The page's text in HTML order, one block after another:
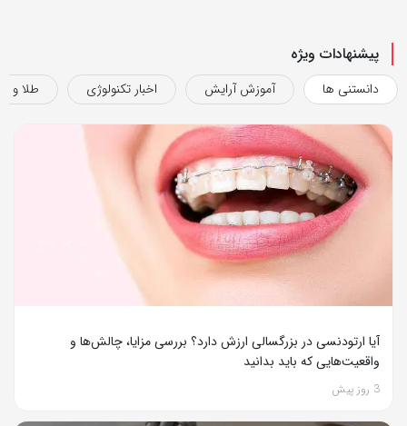
پیشنهادات ویژه
دانستنی ها آموزش آرایش اخبار تکنولوژی طلا و
آیا ارتودنسی در بزرگسالی ارزش دارد؟ بررسی مزایا، چالش‌ها و
واقعیت‌هایی که باید بدانید
3 روز پیش